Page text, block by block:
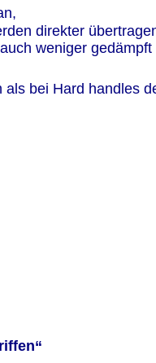
direkter
auch weniger
als bei Hard handles